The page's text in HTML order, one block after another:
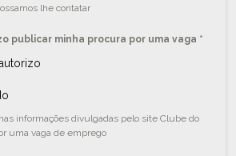
lhe contatar
publicar minha procura por uma vaga *
informações divulgadas pelo site Clube do
uma vaga de emprego